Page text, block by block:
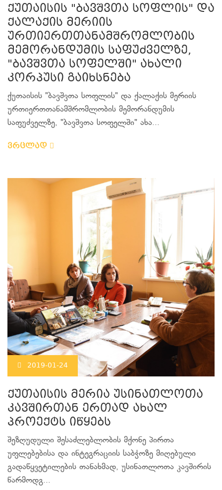
ქუთაისის "ბავშვთა სოფლის" და
ქალაქის მერიის
ურთიერთთანამშრომლობის
მემორანდუმის საფუძველზე,
"ბავშვთა სოფელში" ახალი
კორპუსი გაიხსნება
ქუთაისის "ბავშვთა სოფლის" და ქალაქის მერიის
ურთიერთთანამშრომლობის მემორანდუმის
საფუძველზე, "ბავშვთა სოფელში" ახა...
ვრცლად
2019-01-24
ქუთაისის მერია უსინათლოთა
კავშირთან ერთად ახალ
პროექტს იწყებს
შეზღუდული შესაძლებლობის მქონე პირთა
უფლებებისა და ინტეგრაციის საბჭოზე მიღებული
გადაწყვეტილების თანახმად, უსინათლოთა კავშირის
წარმოდგ...